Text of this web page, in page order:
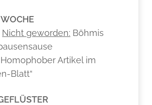
Nicht geworden: Böhmis
Homophober Artikel im
Blatt“